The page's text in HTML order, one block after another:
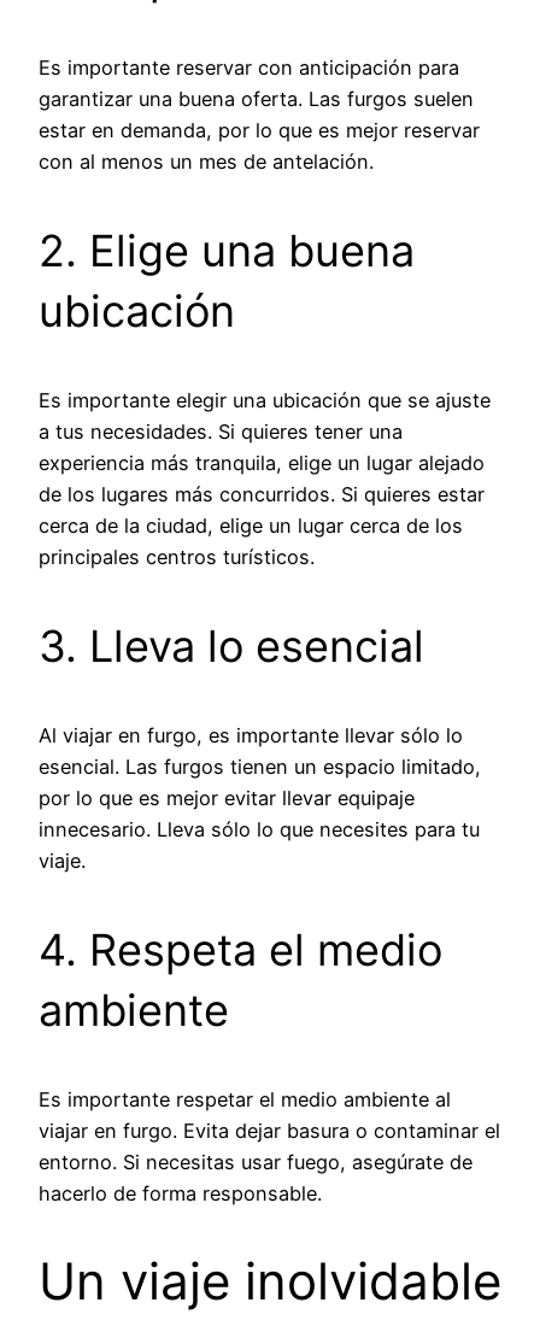
Es importante reservar con anticipación para
garantizar una buena oferta. Las furgos suelen
estar en demanda, por lo que es mejor reservar
con al menos un mes de antelación.
2. Elige una buena
ubicación
Es importante elegir una ubicación que se ajuste
a tus necesidades. Si quieres tener una
experiencia más tranquila, elige un lugar alejado
de los lugares más concurridos. Si quieres estar
cerca de la ciudad, elige un lugar cerca de los
principales centros turísticos.
3. Lleva lo esencial
Al viajar en furgo, es importante llevar sólo lo
esencial. Las furgos tienen un espacio limitado,
por lo que es mejor evitar llevar equipaje
innecesario. Lleva sólo lo que necesites para tu
viaje.
4. Respeta el medio
ambiente
Es importante respetar el medio ambiente al
viajar en furgo. Evita dejar basura o contaminar el
entorno. Si necesitas usar fuego, asegúrate de
hacerlo de forma responsable.
Un viaje inolvidable